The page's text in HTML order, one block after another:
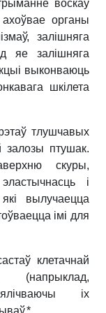
воскаў
органы
залішняга
яе залішняга
выконваюць
шкілета
тлушчавых
залозы птушак.
скуры,
і
вылучаецца
імі для
клетачнай
(напрыклад,
іх